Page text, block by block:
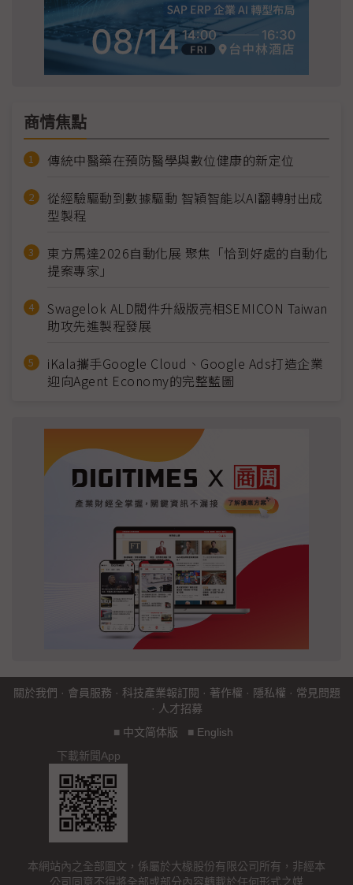
商情焦點
傳統中醫藥在預防醫學與數位健康的新定位
從經驗驅動到數據驅動 智穎智能以AI翻轉射出成
型製程
東方馬達2026自動化展 聚焦「恰到好處的自動化
提案專家」
Swagelok ALD閥件升級版亮相SEMICON Taiwan
助攻先進製程發展
iKala攜手Google Cloud、Google Ads打造企業
迎向Agent Economy的完整藍圖
關於我們 · 會員服務 · 科技產業報訂閱 · 著作權 · 隱私權 · 常見問題
· 人才招募
■ 中文简体版 ■ English
下載新聞App
本網站內之全部圖文，係屬於大椽股份有限公司所有，非經本
公司同意不得將全部或部分內容轉載於任何形式之媒